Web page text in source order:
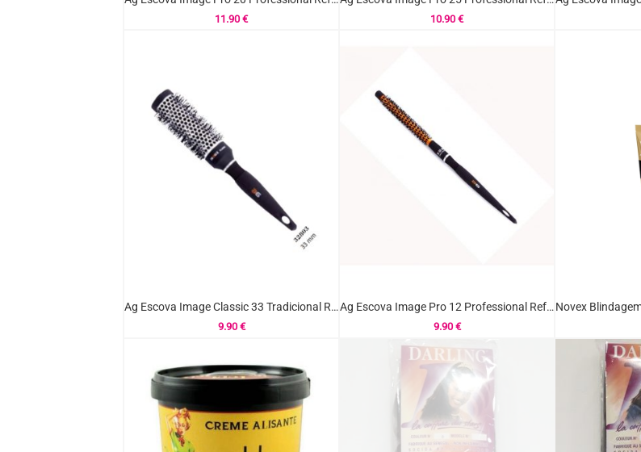
11.90 € 10.90 €
Ag Escova Image Classic 33 Tradicional Ref.32803
9.90 €
Ag Escova Image Pro 12 Professional Ref.32817
9.90 €